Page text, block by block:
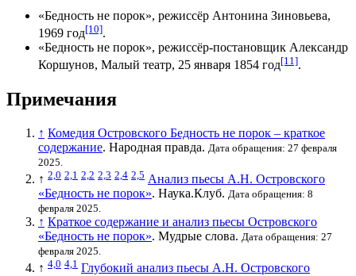
«Бедность не порок», режиссёр Антонина Зиновьева,
1969 год[10].
«Бедность не порок», режиссёр-постановщик Александр
Коршунов, Малый театр, 25 января 1854 год[11].
Примечания
↑ Комедия Островского Бедность не порок – краткое
содержание. Народная правда. Дата обращения: 27 февраля
2025.
↑ 2,0 2,1 2,2 2,3 2,4 2,5 Анализ пьесы А.Н. Островского
«Бедность не порок». Наука.Клуб. Дата обращения: 8
февраля 2025.
↑ Краткое содержание и анализ пьесы Островского
«Бедность не порок». Мудрые слова. Дата обращения: 27
февраля 2025.
↑ 4,0 4,1 Глубокий анализ пьесы А.Н. Островского